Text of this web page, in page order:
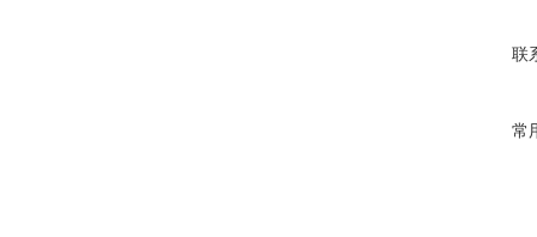
联
常